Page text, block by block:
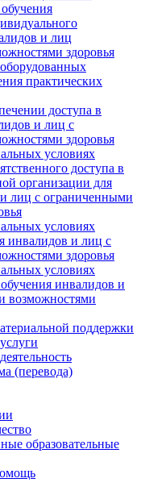
и лиц
здоровья
практических
доступа в
и лиц с
здоровья
условиях
доступа в
организации для
лиц с ограниченными
условиях
инвалидов и лиц с
здоровья
условиях
инвалидов и
возможностями
поддержки
(перевода)
образовательные